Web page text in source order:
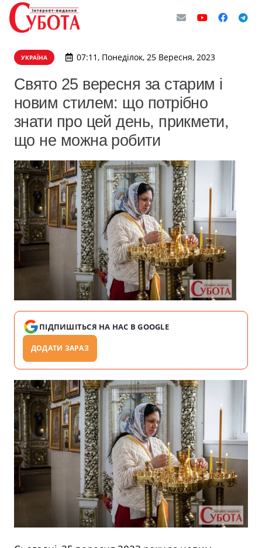
УКРАЇНА 07:11, Понеділок, 25 Вересня, 2023
Свято 25 вересня за старим і
новим стилем: що потрібно
знати про цей день, прикмети,
що не можна робити
ПІДПИШІТЬСЯ НА НАС В GOOGLE
ДОДАТИ ЗАРАЗ